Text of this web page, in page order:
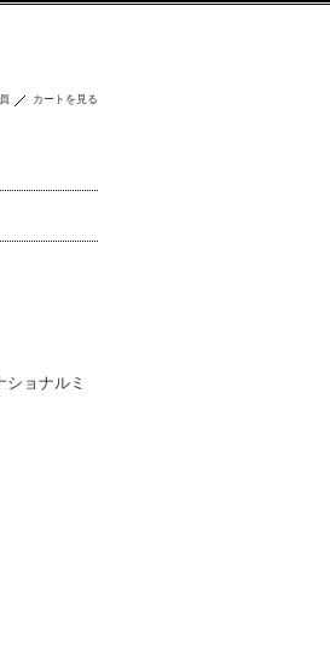
カートを見る
ョナルミ